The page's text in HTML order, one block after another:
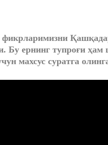
Бу ернинг тупроғи
махсус суратга